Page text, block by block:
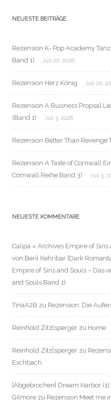
NEUESTE BEITRÄGE
Rezension K- Pop Academy
Band 1)
Juli 20, 2026
Rezension Herz König Juli 20,
Rezension A Buisness Propsal
(Band 1)
Juli 3, 2026
Rezension Better Than Revenge
Rezension A Taste of Cornwall
Cornwall Reihe Band 3)
Juli 3,
NEUESTE KOMMENTARE
Calipa » Archives Empire of
von Beril Kehribar [Dark
Empire of Sins and Souls – Das
and Souls Band 1)
TinaA2B zu Rezension: Die
Reinhold Zitzlsperger zu Home
Reinhold Zitzlsperger zu
Eschbach
[Abgebrochen] Dream Harbor
Gilmore zu Rezension Meet me